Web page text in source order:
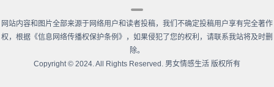
网站内容和图片全部来源于网络用户和读者投稿，我们不确定投稿用户享有完全著作
权，根据《信息网络传播权保护条例》，如果侵犯了您的权利，请联系我站将及时删
除。
Copyright© 2024. All Rights Reserved. 男女情感生活 版权所有